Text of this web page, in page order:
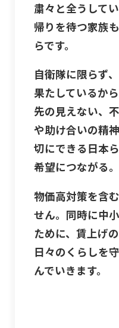
粛々と全うして
帰りを待つ家族
らです。
自衛隊に限らず
果たしているか
先の見えない、
や助け合いの精
切にできる日本
希望につながる
物価高対策を含
せん。同時に中
ために、賃上げ
日々のくらしを
んでいきます。